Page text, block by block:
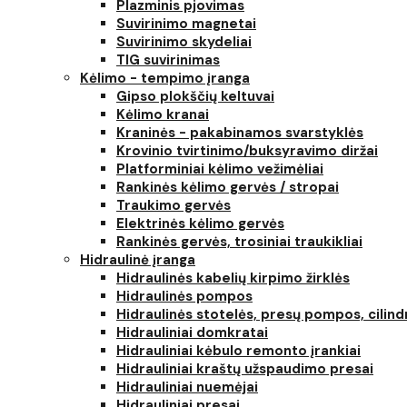
Plazminis pjovimas
Suvirinimo magnetai
Suvirinimo skydeliai
TIG suvirinimas
Kėlimo - tempimo įranga
Gipso plokščių keltuvai
Kėlimo kranai
Kraninės - pakabinamos svarstyklės
Krovinio tvirtinimo/buksyravimo diržai
Platforminiai kėlimo vežimėliai
Rankinės kėlimo gervės / stropai
Traukimo gervės
Elektrinės kėlimo gervės
Rankinės gervės, trosiniai traukikliai
Hidraulinė įranga
Hidraulinės kabelių kirpimo žirklės
Hidraulinės pompos
Hidraulinės stotelės, presų pompos,
Hidrauliniai domkratai
Hidrauliniai kėbulo remonto įrankiai
Hidrauliniai kraštų užspaudimo presai
Hidrauliniai nuemėjai